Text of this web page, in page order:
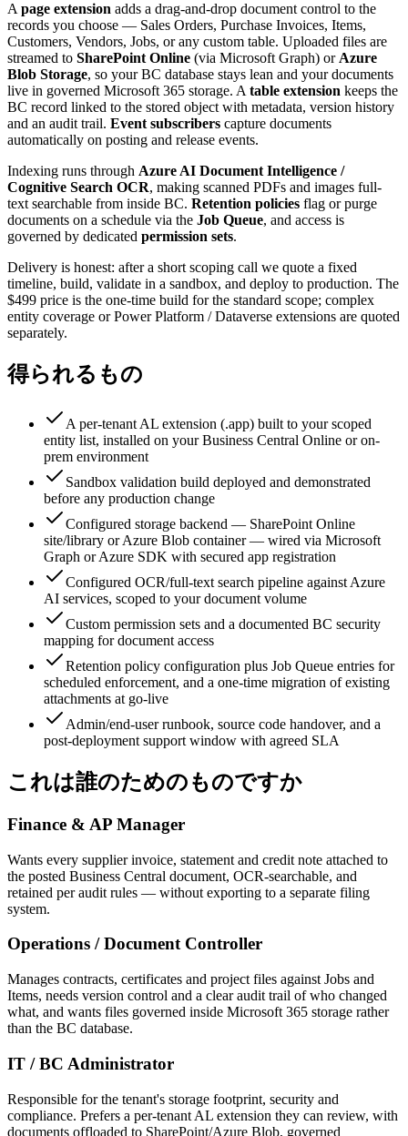
A page extension adds a drag-and-drop document control to the
records you choose — Sales Orders, Purchase Invoices, Items,
Customers, Vendors, Jobs, or any custom table. Uploaded files are
streamed to SharePoint Online (via Microsoft Graph) or Azure
Blob Storage, so your BC database stays lean and your documents
live in governed Microsoft 365 storage. A table extension keeps the
BC record linked to the stored object with metadata, version history
and an audit trail. Event subscribers capture documents
automatically on posting and release events.
Indexing runs through Azure AI Document Intelligence /
Cognitive Search OCR, making scanned PDFs and images full-
text searchable from inside BC. Retention policies flag or purge
documents on a schedule via the Job Queue, and access is
governed by dedicated permission sets.
Delivery is honest: after a short scoping call we quote a fixed
timeline, build, validate in a sandbox, and deploy to production. The
$499 price is the one-time build for the standard scope; complex
entity coverage or Power Platform / Dataverse extensions are quoted
separately.
得られるもの
A per-tenant AL extension (.app) built to your scoped
entity list, installed on your Business Central Online or on-
prem environment
Sandbox validation build deployed and demonstrated
before any production change
Configured storage backend — SharePoint Online
site/library or Azure Blob container — wired via Microsoft
Graph or Azure SDK with secured app registration
Configured OCR/full-text search pipeline against Azure
AI services, scoped to your document volume
Custom permission sets and a documented BC security
mapping for document access
Retention policy configuration plus Job Queue entries for
scheduled enforcement, and a one-time migration of existing
attachments at go-live
Admin/end-user runbook, source code handover, and a
post-deployment support window with agreed SLA
これは誰のためのものですか
Finance & AP Manager
Wants every supplier invoice, statement and credit note attached to
the posted Business Central document, OCR-searchable, and
retained per audit rules — without exporting to a separate filing
system.
Operations / Document Controller
Manages contracts, certificates and project files against Jobs and
Items, needs version control and a clear audit trail of who changed
what, and wants files governed inside Microsoft 365 storage rather
than the BC database.
IT / BC Administrator
Responsible for the tenant's storage footprint, security and
compliance. Prefers a per-tenant AL extension they can review, with
documents offloaded to SharePoint/Azure Blob, governed